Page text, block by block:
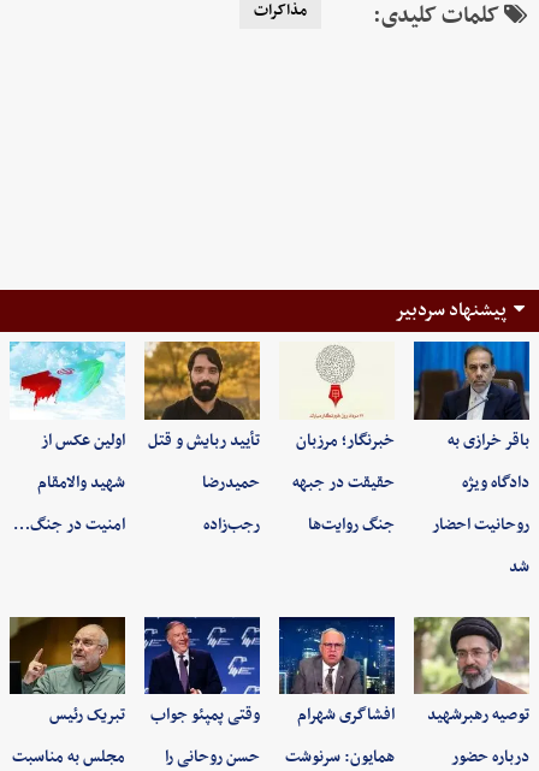
کلمات کلیدی: مذاکرات
پیشنهاد سردبیر
باقر خرازی به
دادگاه ویژه
روحانیت احضار
شد
خبرنگار؛ مرزبان
حقیقت در جبهه
جنگ روایت‌ها
تأیید ربایش و قتل
حمیدرضا
رجب‌زاده
اولین عکس از
شهید والامقام
امنیت در جنگ…
توصیه رهبرشهید
درباره حضور
افشاگری شهرام
همایون: سرنوشت
وقتی پمپئو جواب
حسن روحانی را
تبریک رئیس
مجلس به مناسبت